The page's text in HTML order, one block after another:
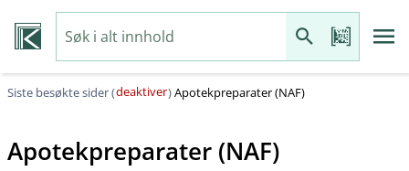
Siste besøkte sider (deaktiver)Apotekpreparater (NAF)
Apotekpreparater (NAF)